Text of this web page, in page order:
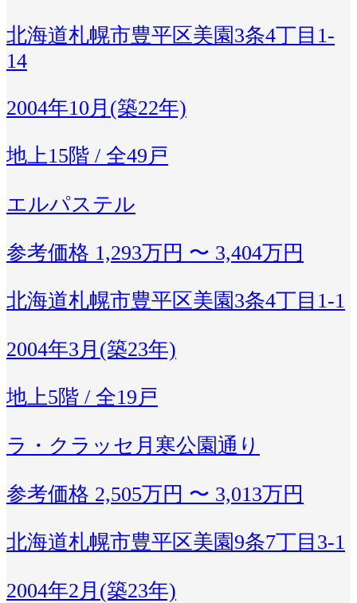
北海道札幌市豊平区美園3条4丁目1-
14
2004年10月(築22年)
地上15階 / 全49戸
エルパステル
参考価格 1,293万円 〜 3,404万円
北海道札幌市豊平区美園3条4丁目1-1
2004年3月(築23年)
地上5階 / 全19戸
ラ・クラッセ月寒公園通り
参考価格 2,505万円 〜 3,013万円
北海道札幌市豊平区美園9条7丁目3-1
2004年2月(築23年)